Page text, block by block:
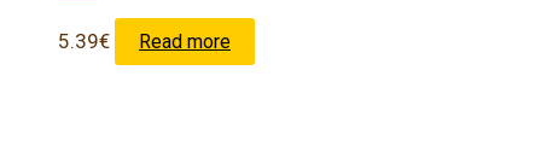
5.39€ Read more